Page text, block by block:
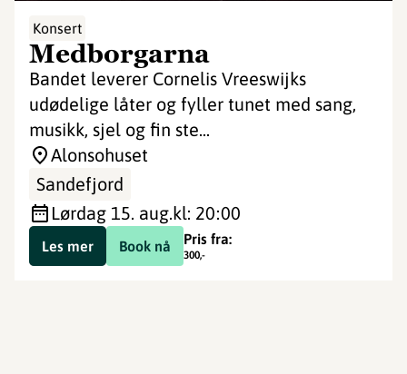
Konsert
Medborgarna
Bandet leverer Cornelis Vreeswijks
udødelige låter og fyller tunet med sang,
musikk, sjel og fin ste...
Alonsohuset
Sandefjord
lørdag 15. aug.kl: 20:00
Book nå Pris fra:
300,-
Les mer